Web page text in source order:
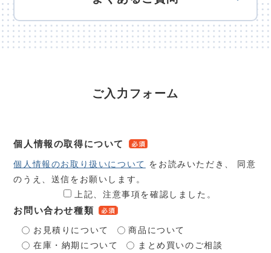
ご入力フォーム
個人情報の取得について
個人情報のお取り扱いについて をお読みいただき、 同意
のうえ、送信をお願いします。
上記、注意事項を確認しました。
お問い合わせ種類
お見積りについて
商品について
在庫・納期について
まとめ買いのご相談